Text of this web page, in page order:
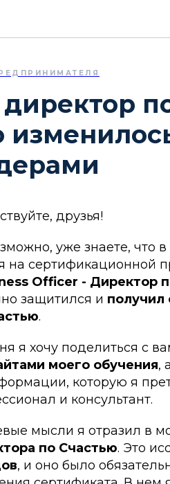
директор
друзья!
уже знаете, что
на сертификационной
Officer - Директор
защитился и получил
.
я хочу поделиться с
моего обучения,
которую я
и консультант.
мысли я отразил в
по Счастью. Это
, и оно было